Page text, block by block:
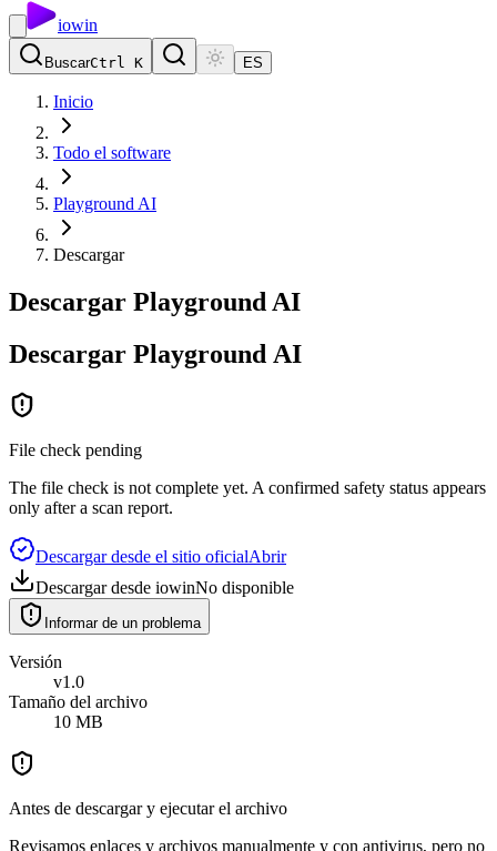
iowin
BuscarCtrl K ES
Inicio
Todo el software
Playground AI
Descargar
Descargar Playground AI
Descargar Playground AI
File check pending
The file check is not complete yet. A confirmed safety status appears
only after a scan report.
Descargar desde el sitio oficialAbrir
Descargar desde iowinNo disponible
Informar de un problema
Versión
v1.0
Tamaño del archivo
10 MB
Antes de descargar y ejecutar el archivo
Revisamos enlaces y archivos manualmente y con antivirus, pero no